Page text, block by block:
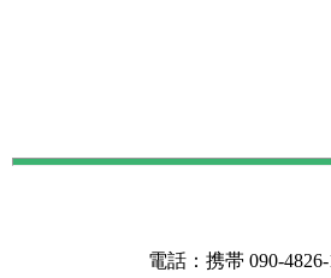
電話：携帯 090-